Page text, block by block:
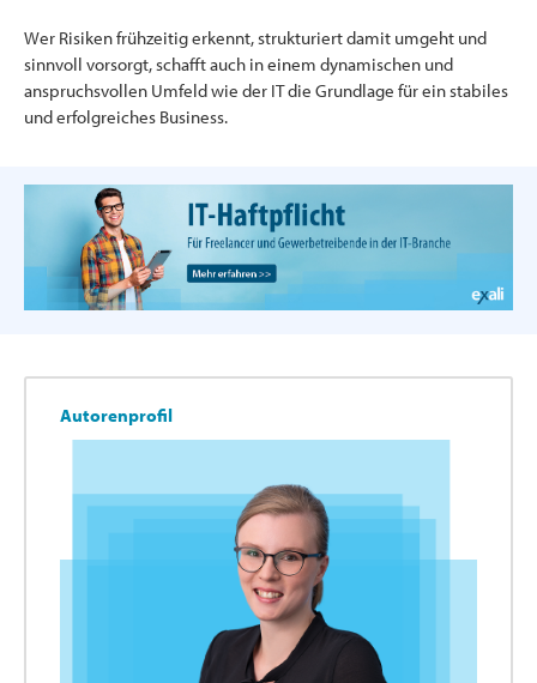
Wer Risiken frühzeitig erkennt, strukturiert damit umgeht und
sinnvoll vorsorgt, schafft auch in einem dynamischen und
anspruchsvollen Umfeld wie der IT die Grundlage für ein stabiles
und erfolgreiches Business.
Autorenprofil